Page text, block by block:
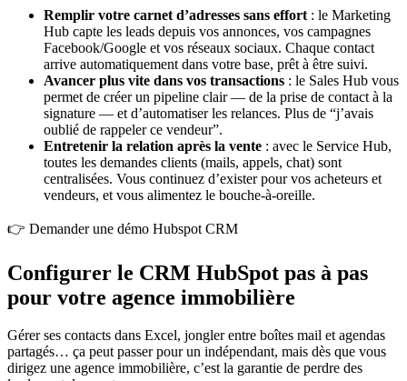
Remplir votre carnet d’adresses sans effort : le Marketing
Hub capte les leads depuis vos annonces, vos campagnes
Facebook/Google et vos réseaux sociaux. Chaque contact
arrive automatiquement dans votre base, prêt à être suivi.
Avancer plus vite dans vos transactions : le Sales Hub vous
permet de créer un pipeline clair — de la prise de contact à la
signature — et d’automatiser les relances. Plus de “j’avais
oublié de rappeler ce vendeur”.
Entretenir la relation après la vente : avec le Service Hub,
toutes les demandes clients (mails, appels, chat) sont
centralisées. Vous continuez d’exister pour vos acheteurs et
vendeurs, et vous alimentez le bouche-à-oreille.
👉 Demander une démo Hubspot CRM
Configurer le CRM HubSpot pas à pas
pour votre agence immobilière
Gérer ses contacts dans Excel, jongler entre boîtes mail et agendas
partagés… ça peut passer pour un indépendant, mais dès que vous
dirigez une agence immobilière, c’est la garantie de perdre des